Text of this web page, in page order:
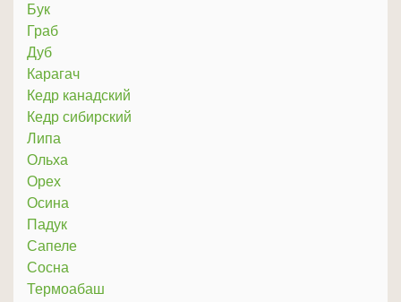
Бук
Граб
Дуб
Карагач
Кедр канадский
Кедр сибирский
Липа
Ольха
Орех
Осина
Падук
Сапеле
Сосна
Термоабаш